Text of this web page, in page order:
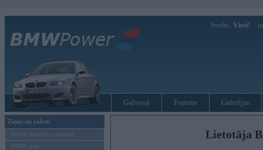
Sveiks, Viesi!
Galvenā Forums Galerijas
Ziņas un raksti
BMW modeļu jaunumi
BMW testi
Lietotāja